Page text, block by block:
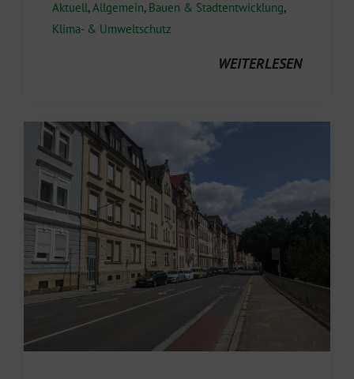
Aktuell,Allgemein, Bauen & Stadtentwicklung,
Klima- & Umweltschutz
WEITERLESEN